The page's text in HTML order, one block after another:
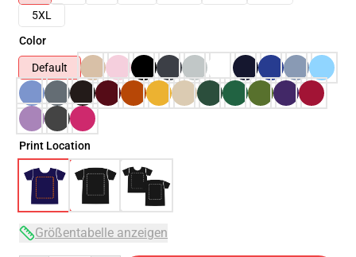
5XL
Color
Default
Print Location
Größentabelle anzeigen